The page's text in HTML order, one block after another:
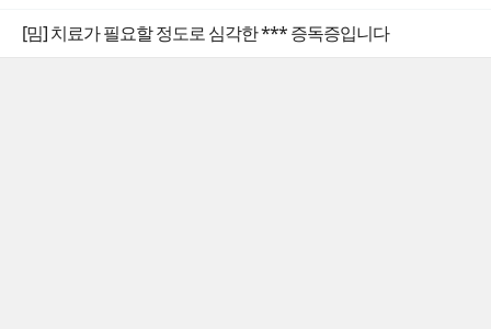
[밈] 치료가 필요할 정도로 심각한 *** 증독증입니다